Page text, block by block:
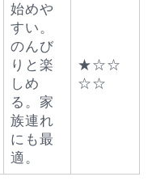
始めや
すい。
のんび
りと楽
しめ
る。家
族連れ
にも最
適。
★☆☆
☆☆